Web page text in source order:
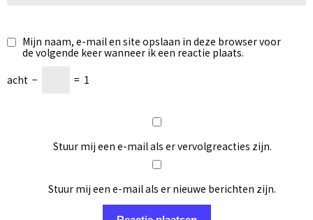
Mijn naam, e-mail en site opslaan in deze browser voor
de volgende keer wanneer ik een reactie plaats.
acht − = 1
Stuur mij een e-mail als er vervolgreacties zijn.
Stuur mij een e-mail als er nieuwe berichten zijn.